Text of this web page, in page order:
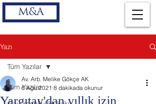
M&A
Yazı
Tüm Yazılar
Tüm Yazılar
Yargıtay'dan yıllık izin
Av. Arb. Melike Gökçe AK
6 Ağu 2021 8 dakikada okunur